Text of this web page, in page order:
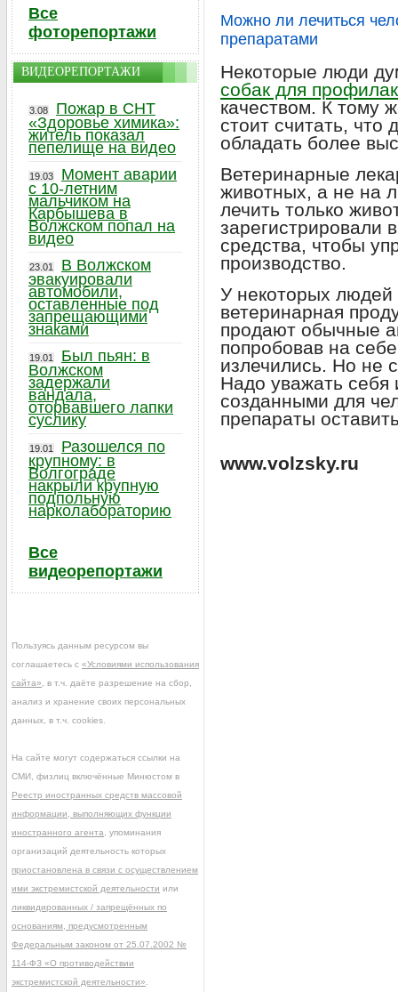
Можно ли лечиться
препаратами
Некоторые люди
собак для
качеством. К тому
стоит считать,
обладать более
Ветеринарные
животных, а не на
лечить только
зарегистрировали
средства, чтобы
производство.
У некоторых
ветеринарная
продают обычные
попробовав на
излечились. Но не
Надо уважать себя
созданными для
препараты
www.volzsky.ru
Все
фоторепортажи
ВИДЕОРЕПОРТАЖИ
3.08
Пожар в СНТ
«Здоровье химика»:
житель показал
пепелище на видео
19.03
Момент аварии
с 10-летним
мальчиком на
Карбышева в
Волжском попал на
видео
23.01
В Волжском
эвакуировали
автомобили,
оставленные под
запрещающими
знаками
19.01
Был пьян: в
Волжском
задержали
вандала,
оторвавшего лапки
суслику
19.01
Разошелся по
крупному: в
Волгограде
накрыли крупную
подпольную
нарколабораторию
Все
видеорепортажи
Пользуясь данным ресурсом вы
соглашаетесь с «Условиями использования
сайта» , в т.ч. даёте разрешение на сбор,
анализ и хранение своих персональных
данных, в т.ч. cookies.
На сайте могут содержаться ссылки на
СМИ, физлиц включённые Минюстом в
Реестр иностранных средств массовой
информации, выполняющих функции
иностранного агента , упоминания
организаций деятельность которых
приостановлена в связи с осуществлением
ими экстремистской деятельности или
ликвидированных / запрещённых по
основаниям, предусмотренным
Федеральным законом от 25.07.2002 №
114-ФЗ «О противодействии
экстремистской деятельности»